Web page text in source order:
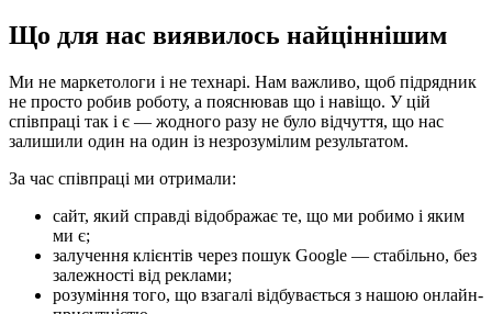
Що для нас виявилось найціннішим
Ми не маркетологи і не технарі. Нам важливо, щоб підрядник
не просто робив роботу, а пояснював що і навіщо. У цій
співпраці так і є — жодного разу не було відчуття, що нас
залишили один на один із незрозумілим результатом.
За час співпраці ми отримали:
сайт, який справді відображає те, що ми робимо і яким
ми є;
залучення клієнтів через пошук Google — стабільно, без
залежності від реклами;
розуміння того, що взагалі відбувається з нашою онлайн-